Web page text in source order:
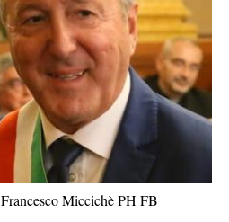
Francesco Miccichè PH FB